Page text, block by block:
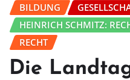
BILDUNG
HEINRICH SCHMITZ:
RECHT
Die